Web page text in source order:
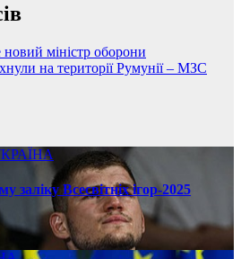
новий міністр оборони
на території Румунії – МЗС
заліку Всесвітніх ігор-2025